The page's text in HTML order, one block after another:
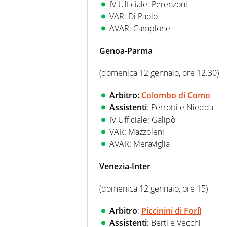
IV Ufficiale: Perenzoni
VAR: Di Paolo
AVAR: Camplone
Genoa-Parma
(domenica 12 gennaio, ore 12.30)
Arbitro: Colombo di Como
Assistenti: Perrotti e Niedda
IV Ufficiale: Galipò
VAR: Mazzoleni
AVAR: Meraviglia
Venezia-Inter
(domenica 12 gennaio, ore 15)
Arbitro: Piccinini di Forlì
Assistenti: Berti e Vecchi